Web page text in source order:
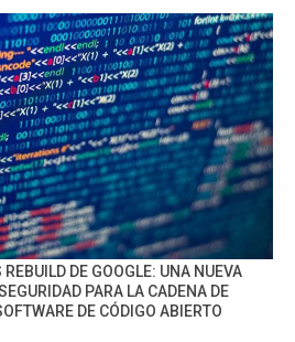
DE GOOGLE: UNA NUEVA
PARA LA CADENA DE
DE CÓDIGO ABIERTO